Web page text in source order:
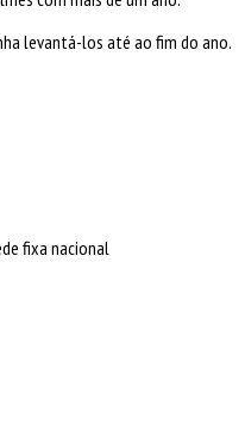
levantá-los até ao fim do ano.
fixa nacional